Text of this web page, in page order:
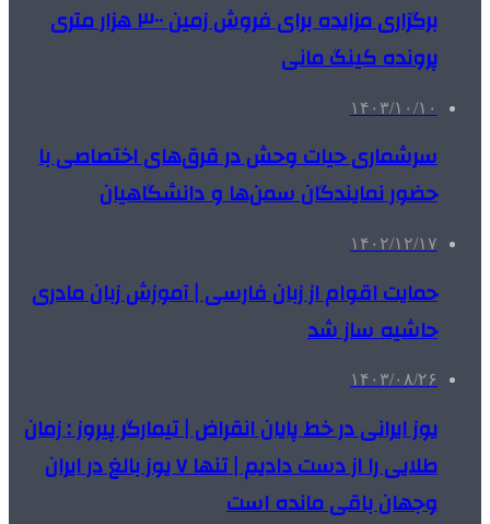
برگزاری مزایده برای فروش زمین ۳۰۰ هزار متری
پرونده کینگ مانی
۱۴۰۳/۱۰/۱۰
سرشماری حیات وحش در قرق‌های اختصاصی با
حضور نمایندگان سمن‌ها و دانشگاهیان
۱۴۰۲/۱۲/۱۷
حمایت اقوام از زبان فارسی | آموزش زبان مادری
حاشیه ساز شد
۱۴۰۳/۰۸/۲۶
یوز ایرانی در خط پایان انقراض | تیمارگر پیروز : زمان
طلایی را از دست دادیم | تنها ۷ یوز بالغ در ایران
وجهان باقی مانده است